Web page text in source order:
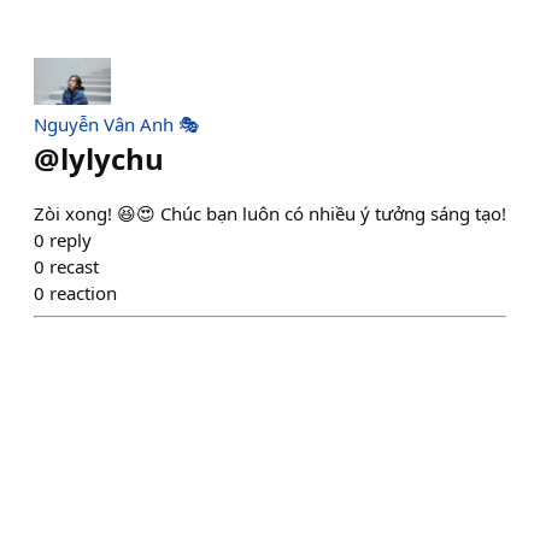
Nguyễn Vân Anh 🎭
@lylychu
Zòi xong! 😆😍 Chúc bạn luôn có nhiều ý tưởng sáng tạo!
0 reply
0 recast
0 reaction